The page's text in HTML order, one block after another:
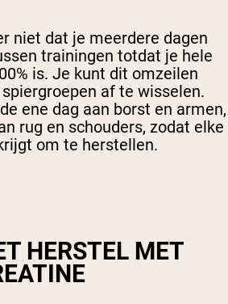
niet dat je meerdere dagen
trainingen totdat je hele
is. Je kunt dit omzeilen
af te wisselen.
ene dag aan borst en armen,
rug en schouders, zodat elke
om te herstellen.
HERSTEL MET